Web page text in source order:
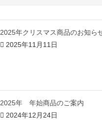
2025年クリスマス商品のお知ら
2025年11月11日
2025年 年始商品のご案内
2024年12月24日